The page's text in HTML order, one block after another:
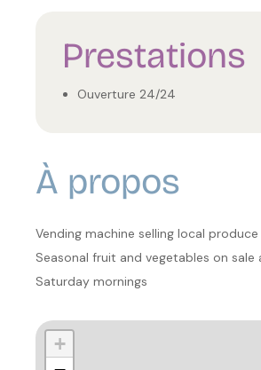
Prestations
Ouverture 24/24
À propos
Vending machine selling local produce
Seasonal fruit and vegetables on
Saturday mornings
+